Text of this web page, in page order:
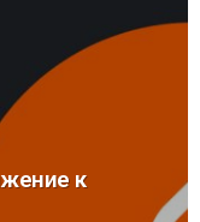
к